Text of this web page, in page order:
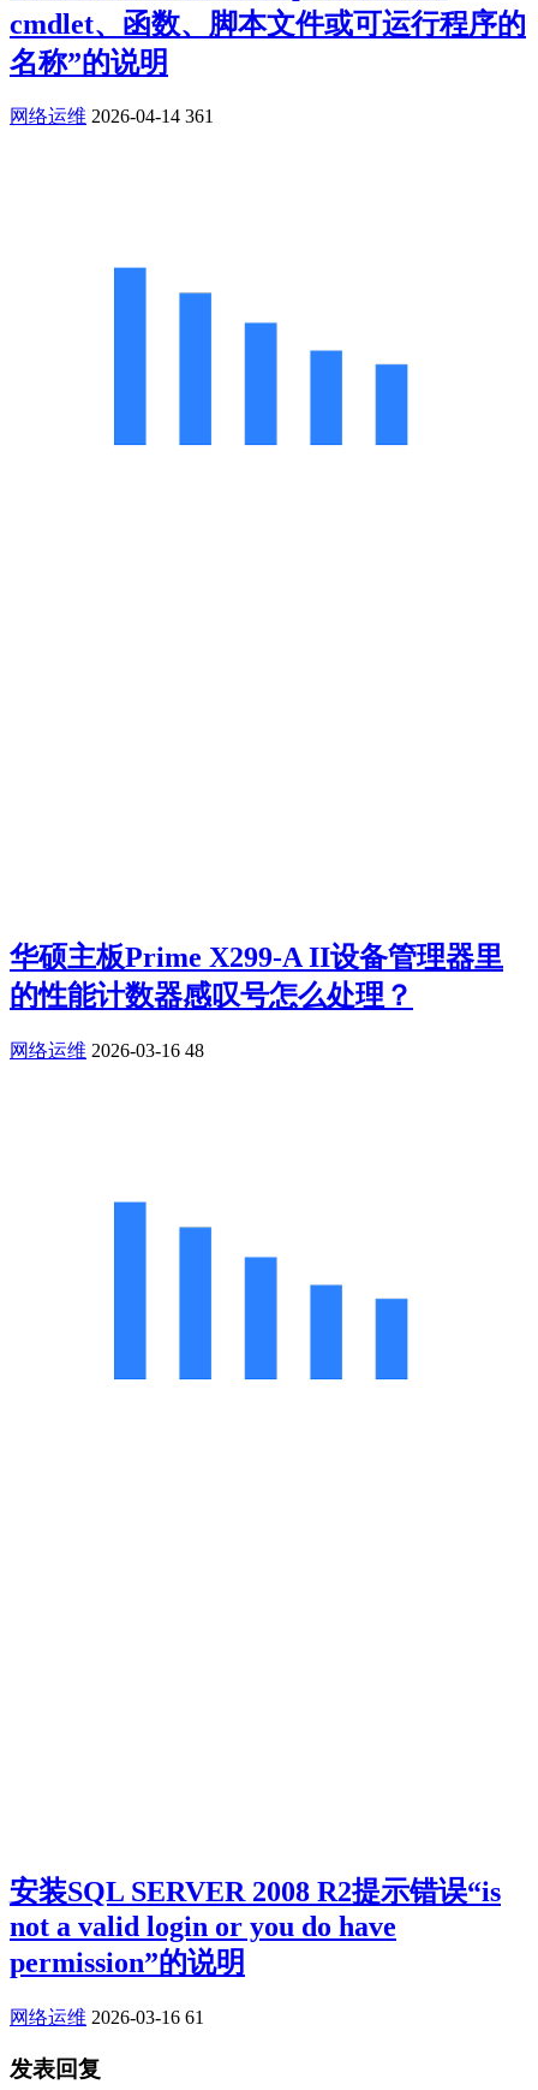
cmdlet、函数、脚本文件或可运行程序的
名称”的说明
网络运维 2026-04-14 361
华硕主板Prime X299-A II设备管理器里
的性能计数器感叹号怎么处理？
网络运维 2026-03-16 48
安装SQL SERVER 2008 R2提示错误“is
not a valid login or you do have
permission”的说明
网络运维 2026-03-16 61
发表回复